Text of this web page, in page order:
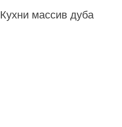
Кухни массив дуба